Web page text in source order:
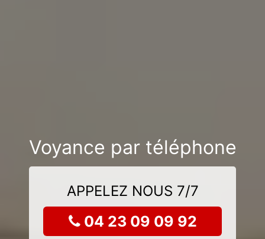
Voyance par téléphone
APPELEZ NOUS 7/7
04 23 09 09 92